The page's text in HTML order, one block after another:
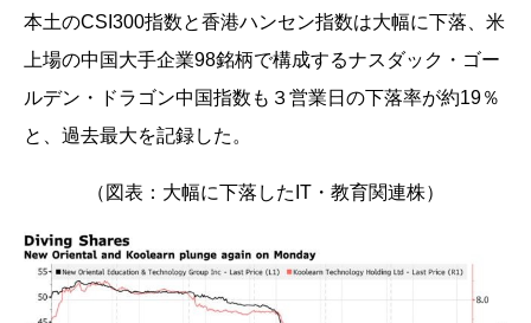
本土のCSI300指数と香港ハンセン指数は大幅に下落、米
上場の中国大手企業98銘柄で構成するナスダック・ゴー
ルデン・ドラゴン中国指数も３営業日の下落率が約19％
と、過去最大を記録した。
（図表：大幅に下落したIT・教育関連株）